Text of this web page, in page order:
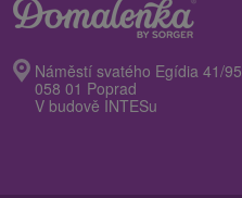
Náměstí svatého Egídia 41/95
058 01 Poprad
V budově INTESu